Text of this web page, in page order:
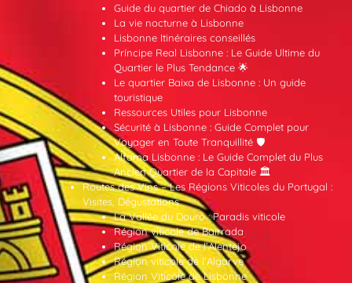
Guide du quartier de Chiado à Lisbonne
La vie nocturne à Lisbonne
Lisbonne Itinéraires conseillés
Príncipe Real Lisbonne : Le Guide Ultime du
Quartier le Plus Tendance 🌟
Le quartier Baixa de Lisbonne : Un guide
touristique
Ressources Utiles pour Lisbonne
Sécurité à Lisbonne : Guide Complet pour
Voyager en Toute Tranquillité 🛡️
Alfama Lisbonne : Le Guide Complet du Plus
Ancien Quartier de la Capitale 🏛️
Routes des Vins – Les Régions Viticoles du Portugal :
Visites, Dégustations
La Vallée du Douro : Paradis viticole
Région viticole de Bairrada
Région Viticole de l’Alentejo
Région viticole de l’Algarve
Région Viticole de Lisbonne